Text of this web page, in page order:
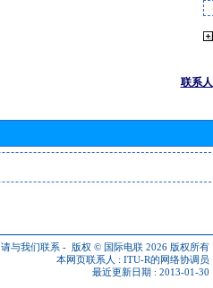
联系人
请与我们联系 - 版权 © 国际电联 2026 版权所有
本网页联系人 : ITU-R的网络协调员
最近更新日期 : 2013-01-30